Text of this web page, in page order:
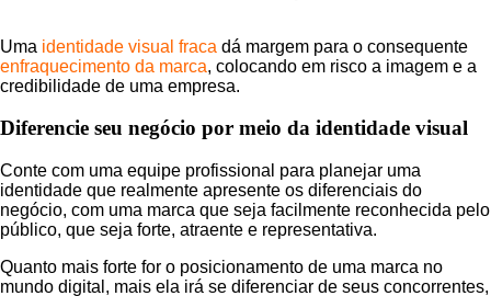
Uma identidade visual fraca dá margem para o consequente
enfraquecimento da marca, colocando em risco a imagem e a
credibilidade de uma empresa.
Diferencie seu negócio por meio da identidade visual
Conte com uma equipe profissional para planejar uma
identidade que realmente apresente os diferenciais do
negócio, com uma marca que seja facilmente reconhecida pelo
público, que seja forte, atraente e representativa.
Quanto mais forte for o posicionamento de uma marca no
mundo digital, mais ela irá se diferenciar de seus concorrentes,